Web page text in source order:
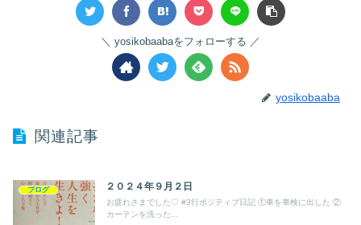
yosikobaabaをフォローする
yosikobaaba
関連記事
ブログ ２０２４年９月２日
お疲れさまでした♡ #3行ポジティブ日記 ①車を車検に出した ②
カーテンを洗った...